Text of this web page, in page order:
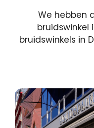
We hebben
bruidswinkel
bruidswinkels in